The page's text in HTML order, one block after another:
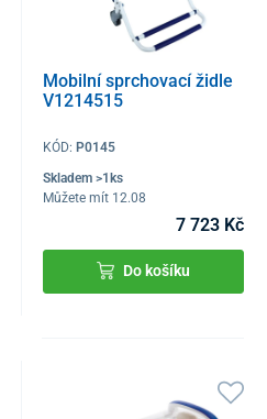
Mobilní sprchovací židle
V1214515
KÓD:P0145
Skladem >1ks
Můžete mít 12.08
7 723 Kč
Do košíku